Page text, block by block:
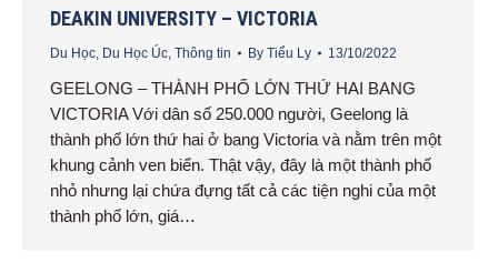
DEAKIN UNIVERSITY – VICTORIA
Du Học, Du Học Úc, Thông tin By Tiểu Ly 13/10/2022
GEELONG – THÀNH PHỐ LỚN THỨ HAI BANG
VICTORIA Với dân số 250.000 người, Geelong là
thành phố lớn thứ hai ở bang Victoria và nằm trên một
khung cảnh ven biển. Thật vậy, đây là một thành phố
nhỏ nhưng lại chứa đựng tất cả các tiện nghi của một
thành phố lớn, giá…